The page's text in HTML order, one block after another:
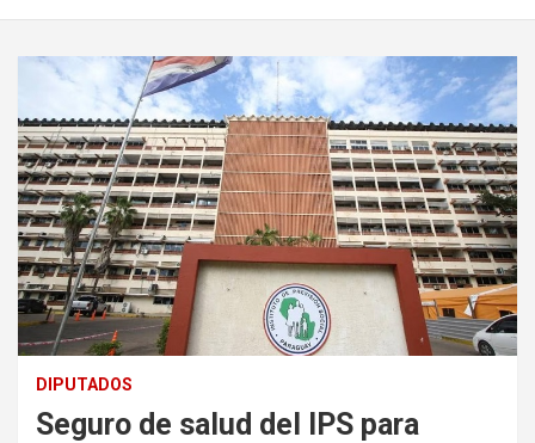
DIPUTADOS
Seguro de salud del IPS para